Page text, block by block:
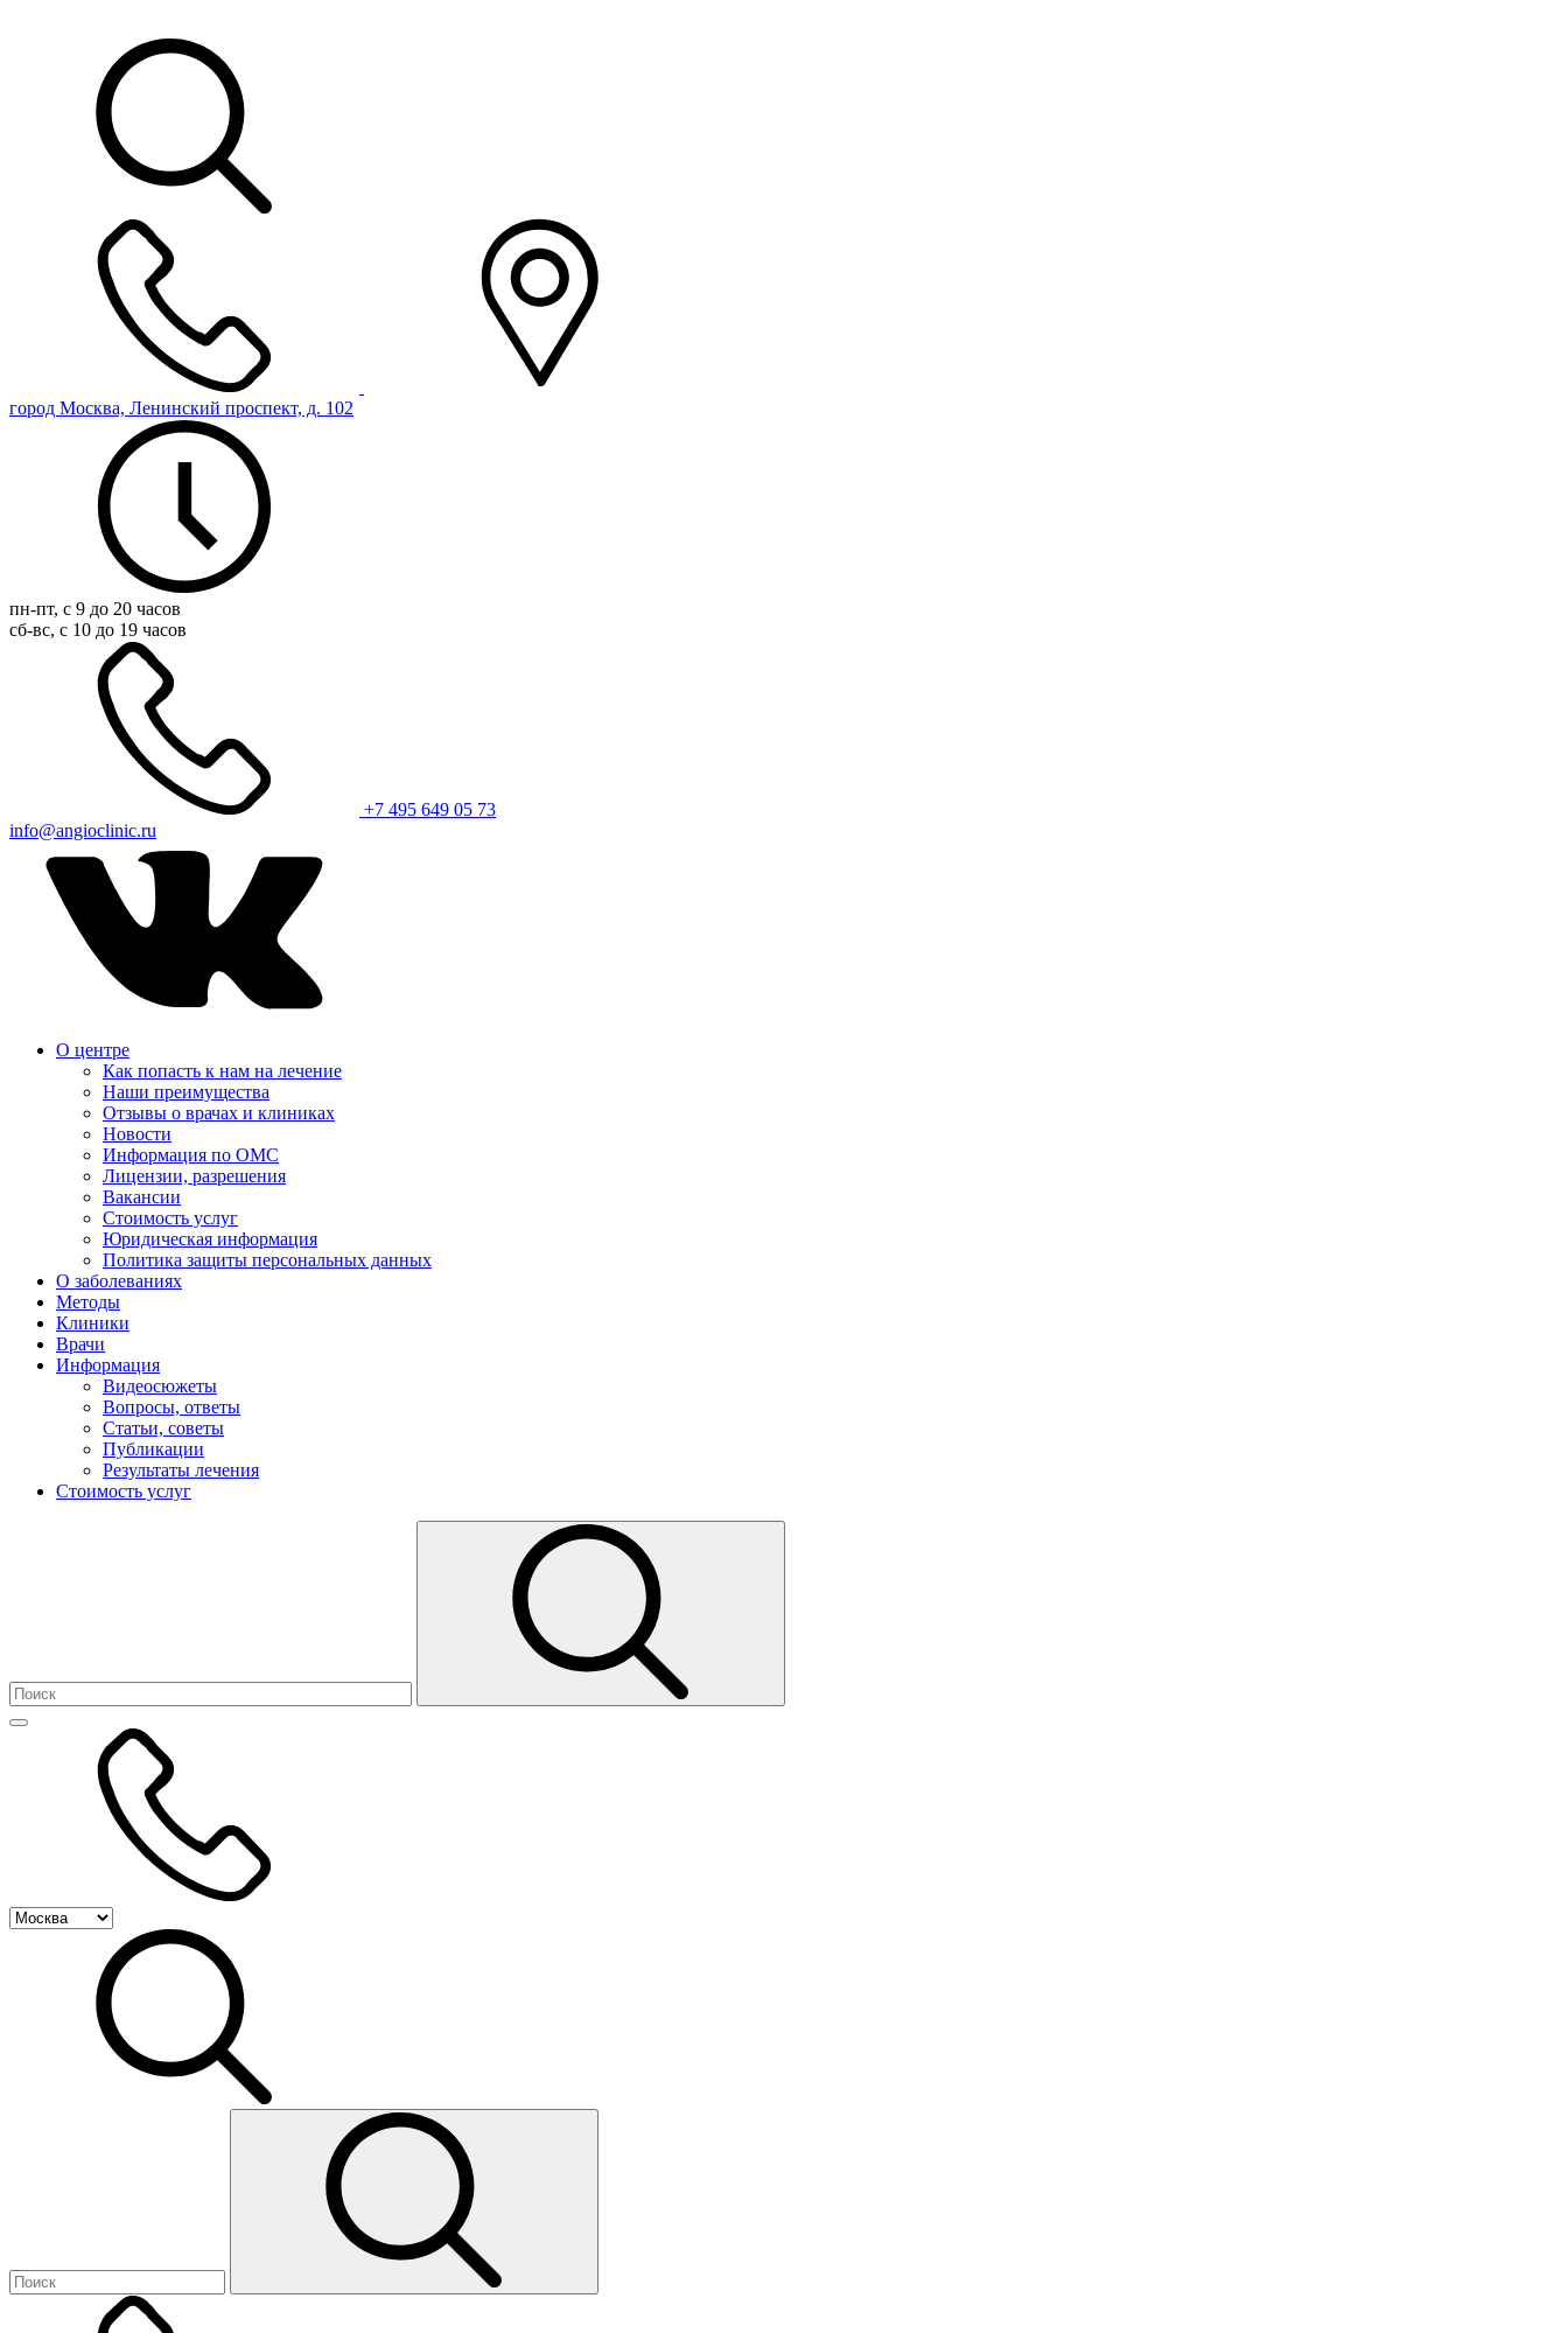
город Москва, Ленинский проспект, д. 102
пн-пт, с 9 до 20 часов
сб-вс, с 10 до 19 часов
+7 495 649 05 73
info@angioclinic.ru
О центре
Как попасть к нам на лечение
Наши преимущества
Отзывы о врачах и клиниках
Новости
Информация по ОМС
Лицензии, разрешения
Вакансии
Стоимость услуг
Юридическая информация
Политика защиты персональных данных
О заболеваниях
Методы
Клиники
Врачи
Информация
Видеосюжеты
Вопросы, ответы
Статьи, советы
Публикации
Результаты лечения
Стоимость услуг